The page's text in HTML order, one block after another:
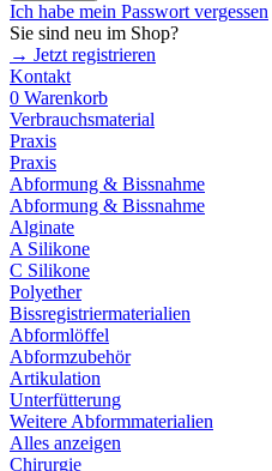
Ich habe mein Passwort vergessen
Sie sind neu im Shop?
→ Jetzt registrieren
Kontakt
0 Warenkorb
Verbrauchsmaterial
Praxis
Praxis
Abformung & Bissnahme
Abformung & Bissnahme
Alginate
A Silikone
C Silikone
Polyether
Bissregistriermaterialien
Abformlöffel
Abformzubehör
Artikulation
Unterfütterung
Weitere Abformmaterialien
Alles anzeigen
Chirurgie